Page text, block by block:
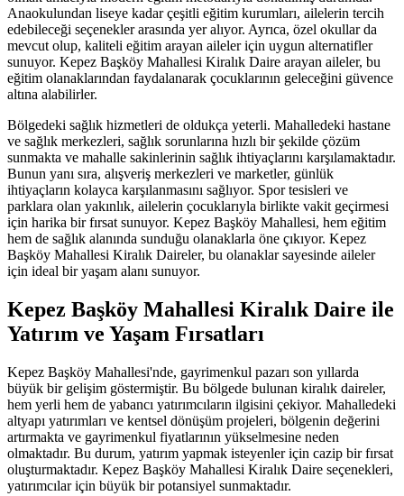
Anaokulundan liseye kadar çeşitli eğitim kurumları, ailelerin tercih
edebileceği seçenekler arasında yer alıyor. Ayrıca, özel okullar da
mevcut olup, kaliteli eğitim arayan aileler için uygun alternatifler
sunuyor. Kepez Başköy Mahallesi Kiralık Daire arayan aileler, bu
eğitim olanaklarından faydalanarak çocuklarının geleceğini güvence
altına alabilirler.
Bölgedeki sağlık hizmetleri de oldukça yeterli. Mahalledeki hastane
ve sağlık merkezleri, sağlık sorunlarına hızlı bir şekilde çözüm
sunmakta ve mahalle sakinlerinin sağlık ihtiyaçlarını karşılamaktadır.
Bunun yanı sıra, alışveriş merkezleri ve marketler, günlük
ihtiyaçların kolayca karşılanmasını sağlıyor. Spor tesisleri ve
parklara olan yakınlık, ailelerin çocuklarıyla birlikte vakit geçirmesi
için harika bir fırsat sunuyor. Kepez Başköy Mahallesi, hem eğitim
hem de sağlık alanında sunduğu olanaklarla öne çıkıyor. Kepez
Başköy Mahallesi Kiralık Daireler, bu olanaklar sayesinde aileler
için ideal bir yaşam alanı sunuyor.
Kepez Başköy Mahallesi Kiralık Daire ile
Yatırım ve Yaşam Fırsatları
Kepez Başköy Mahallesi'nde, gayrimenkul pazarı son yıllarda
büyük bir gelişim göstermiştir. Bu bölgede bulunan kiralık daireler,
hem yerli hem de yabancı yatırımcıların ilgisini çekiyor. Mahalledeki
altyapı yatırımları ve kentsel dönüşüm projeleri, bölgenin değerini
artırmakta ve gayrimenkul fiyatlarının yükselmesine neden
olmaktadır. Bu durum, yatırım yapmak isteyenler için cazip bir fırsat
oluşturmaktadır. Kepez Başköy Mahallesi Kiralık Daire seçenekleri,
yatırımcılar için büyük bir potansiyel sunmaktadır.